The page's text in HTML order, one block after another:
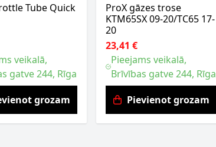
Tube Quick
veikalā,
gatve 244, Rīga
grozam
ProX gāzes trose
KTM65SX 09-20/TC65 17-
20
23,41 €
Pieejams veikalā,
Brīvības gatve 244, Rīga
Pievienot grozam